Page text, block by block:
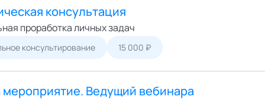
организации
консультация
проработка личных задач
консультирование 15 000 ₽
Ведущий вебинара